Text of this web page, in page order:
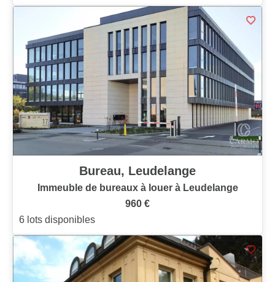
Bureau, Leudelange
Immeuble de bureaux à louer à Leudelange
960 €
6 lots disponibles